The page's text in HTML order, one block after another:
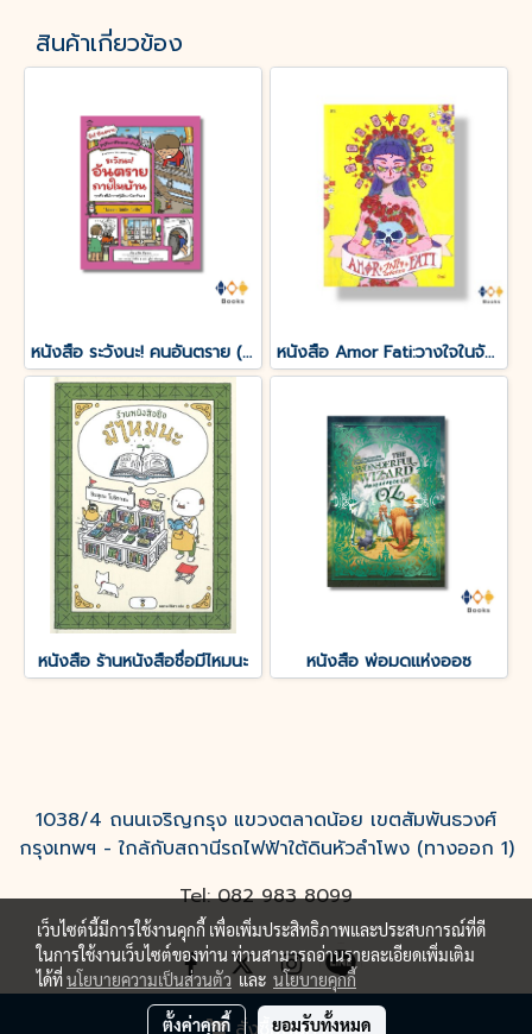
สินค้าเกี่ยวข้อง
หนังสือ ระวังนะ! คนอันตราย (ปกอ่อน) หนังสือ Amor Fati:วางใจในจักรวาล
หนังสือ ร้านหนังสือชื่อมีไหมนะ หนังสือ พ่อมดแห่งออซ
1038/4 ถนนเจริญกรุง แขวงตลาดน้อย เขตสัมพันธวงศ์
กรุงเทพฯ - ใกล้กับสถานีรถไฟฟ้าใต้ดินหัวลำโพง (ทางออก 1)
Tel: 082 983 8099
เว็บไซต์นี้มีการใช้งานคุกกี้ เพื่อเพิ่มประสิทธิภาพและประสบการณ์ที่ดี
ในการใช้งานเว็บไซต์ของท่าน ท่านสามารถอ่านรายละเอียดเพิ่มเติม
ได้ที่นโยบายความเป็นส่วนตัวและ นโยบายคุกกี้
ตั้งค่าคุกกี้ ยอมรับทั้งหมด